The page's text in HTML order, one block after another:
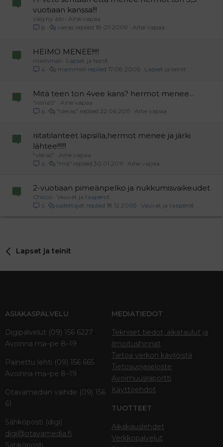
vuotiaan kanssa!!!
väsyny äiti
Aihe vapaa
8
Aihe vapaa
18.07.2009
vieras
HEIMO MENEE!!!!!
mammeli
Lapset ja teinit
4
Lapset ja teinit
17.08.2005
mammeli
Mitä teen ton 4vee kans? hermot menee...
"niinaS"
Aihe vapaa
6
Aihe vapaa
22.06.2011
"vieras"
riitatilanteet lapsilla,hermot menee ja järki
lähtee!!!!!!
"vieras"
Aihe vapaa
6
Aihe vapaa
30.01.2011
"mä"
2-vuotiaan pimeänpelko ja nukkumisvaikeudet
Chicco Vauvat ja taaperot
5
Vauvat ja taaperot
18.12.2005
sadettajat
Lapset ja teinit
ASIAKASPALVELU
Digipalvelut (09) 156 6227
Avoinna ma–pe 8–19
Painettu lehti (09) 156 665
Avoinna ma–pe 8–19
Otavamedian vaihde (09) 156
61
Sähköposti (digi)
digi@otavamedia.fi
Sähköposti
MEDIATIEDOT
Tekniset tiedot, aikataulut ja
ilmoitushinnat
Tietoa verkon kävijöistä
Tietosuojaseloste
Avoimuusraportti
Käyttöehdot
TUOTTEET
Aikakauslehdet
Verkkopalvelut